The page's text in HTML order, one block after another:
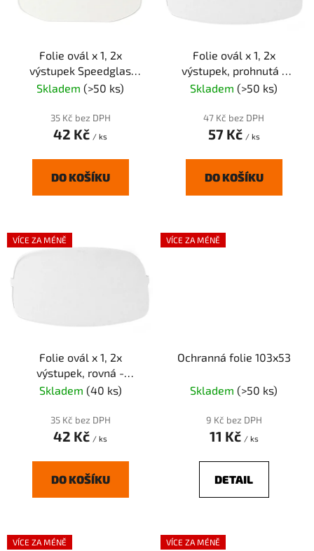
Folie ovál x 1, 2x
výstupek Speedglas
9100
Skladem (>50 ks)
35 Kč bez DPH
42 Kč / ks
DO KOŠÍKU
Folie ovál x 1, 2x
výstupek, prohnutá -
Speedglas 9000
Skladem (>50 ks)
47 Kč bez DPH
57 Kč / ks
DO KOŠÍKU
VÍCE ZA MÉNĚ
Folie ovál x 1, 2x
výstupek, rovná -
Speedglas 9000
Skladem (40 ks)
35 Kč bez DPH
42 Kč / ks
DO KOŠÍKU
VÍCE ZA MÉNĚ
Ochranná folie 103x53
Skladem (>50 ks)
9 Kč bez DPH
11 Kč / ks
DETAIL
VÍCE ZA MÉNĚ VÍCE ZA MÉNĚ